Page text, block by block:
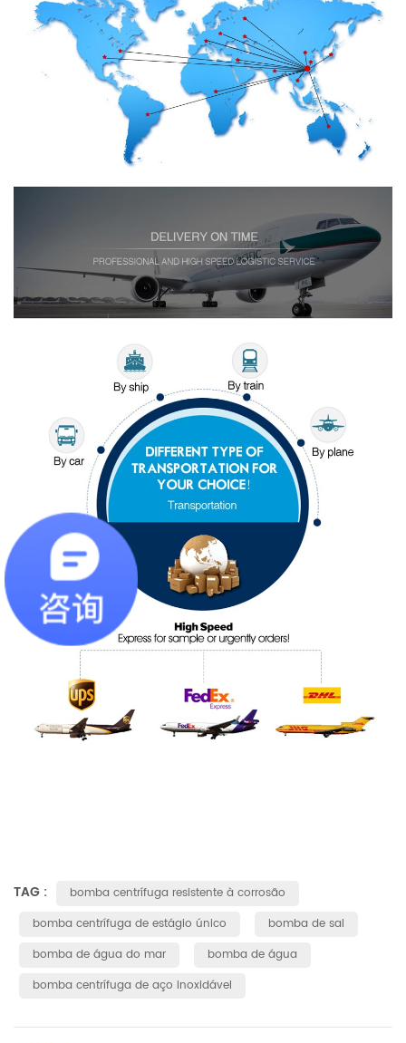
TAG :
bomba centrífuga resistente à corrosão
bomba centrífuga de estágio único
bomba de sal
bomba de água do mar
bomba de água
bomba centrífuga de aço inoxidável